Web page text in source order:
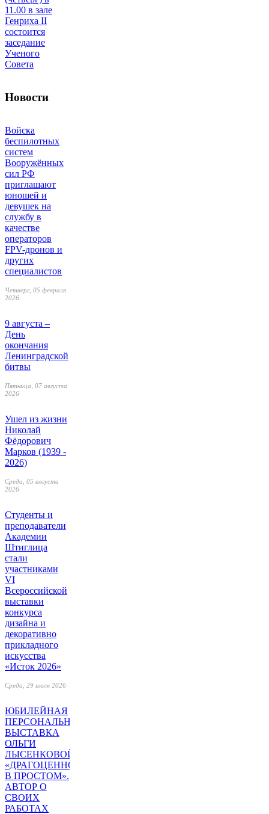
11.00 в зале
Генриха II
состоится
заседание
Ученого
Совета
Новости
Войска
беспилотных
систем
Вооружённых
сил РФ
приглашают
юношей и
девушек на
службу в
качестве
операторов
FPV-дронов и
других
специалистов
Четверг, 05 февраля
2026
9 августа –
День
окончания
Ленинградской
битвы
Пятница, 07 августа
2026
Ушел из жизни
Николай
Фёдорович
Марков (1939 -
2026)
Среда, 05 августа
2026
Студенты и
преподаватели
Академии
Штиглица
стали
участниками
VI
Всероссийской
выставки
конкурса
дизайна и
декоративно
прикладного
искусства
«Исток 2026»
Среда, 29 июля 2026
ЮБИЛЕЙНАЯ
ПЕРСОНАЛЬНАЯ
ВЫСТАВКА
ОЛЬГИ
ЛЫСЕНКОВОЙ
«ДРАГОЦЕННОЕ
В ПРОСТОМ».
АВТОР О
СВОИХ
РАБОТАХ